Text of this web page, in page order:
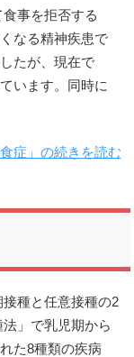
事を拒否する
なる精神疾患で
たが、現在で
います。同時に
食症」の続きを読む
種と任意接種の2
」で乳児期から
た8種類の疾病